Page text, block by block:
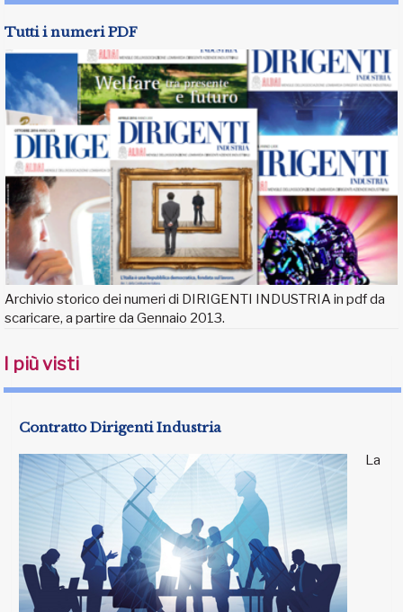
Tutti i numeri PDF
Archivio storico dei numeri di DIRIGENTI INDUSTRIA in pdf da
scaricare, a partire da Gennaio 2013.
I più visti
Contratto Dirigenti Industria
La